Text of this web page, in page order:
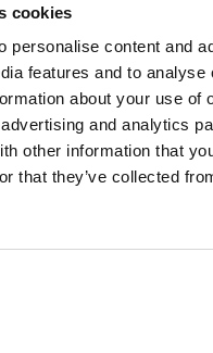
cookies
personalise content and
features and to analyse
about your use of
and analytics
other information that
that they’ve collected